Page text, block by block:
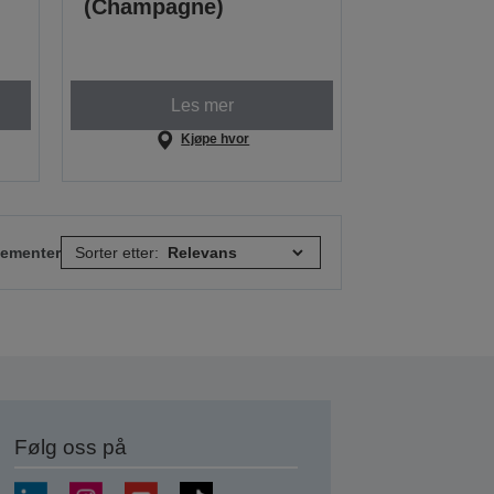
(Champagne)
Les mer
Kjøpe hvor
Sorter etter:
Følg oss på